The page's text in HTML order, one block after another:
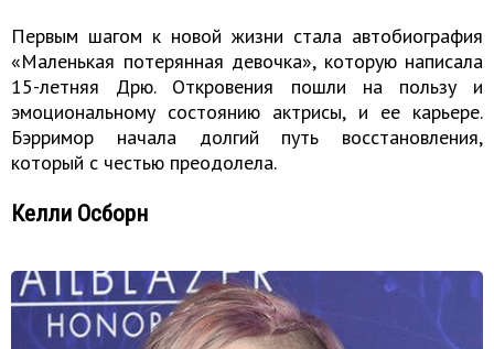
Первым шагом к новой жизни стала автобиография
«Маленькая потерянная девочка», которую написала
15-летняя Дрю. Откровения пошли на пользу и
эмоциональному состоянию актрисы, и ее карьере.
Бэрримор начала долгий путь восстановления,
который с честью преодолела.
Келли Осборн